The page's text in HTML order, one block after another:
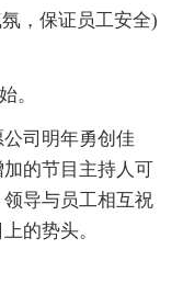
，保证员工安全)
。
司明年勇创佳
的节目主持人可
导与员工相互祝
的势头。